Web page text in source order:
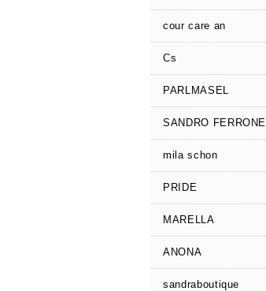
cour care an
Cs
PARLMASEL
SANDRO FERRONE
mila schon
PRIDE
MARELLA
ANONA
sandraboutique